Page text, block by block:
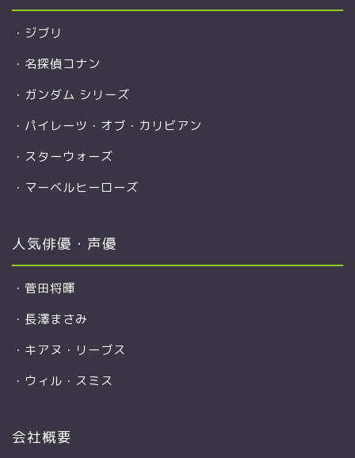
・ ジブリ
・ 名探偵コナン
・ ガンダム シリーズ
・ パイレーツ・オブ・カリビアン
・ スターウォーズ
・ マーベルヒーローズ
人気俳優・声優
・ 菅田将暉
・ 長澤まさみ
・ キアヌ・リーブス
・ ウィル・スミス
会社概要